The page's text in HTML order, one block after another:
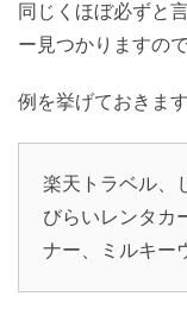
同じくほぼ必ずと
ー見つかりますの
例を挙げておきます
楽天トラベル、
びらいレンタカ
ナー、ミルキー